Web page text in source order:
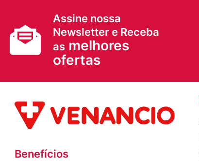
Assine nossa
Newsletter e Receba
as melhores
ofertas
Benefícios